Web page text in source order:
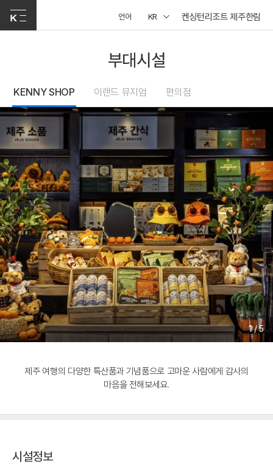
언어 KR 켄싱턴리조트 제주한림
부대시설
KENNY SHOP 이랜드 뮤지엄 편의점
1/5
제주 여행의 다양한 특산품과 기념품으로 고마운 사람에게 감사의
마음을 전해보세요.
시설정보